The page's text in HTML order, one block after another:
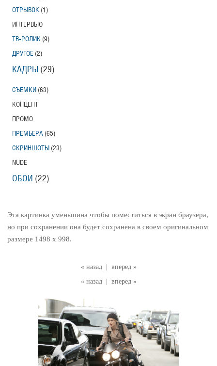
« назад
вперед »
« назад
вперед »
Эта картинка уменьшина чтобы поместиться в экран браузера,
но при сохранении она будет сохранена в своем оригинальном
размере 1498 x 998.
ОТРЫВОК (1)
ИНТЕРВЬЮ
ТВ-РОЛИК (9)
ДРУГОЕ (2)
КАДРЫ (29)
СЪЕМКИ (63)
КОНЦЕПТ
ПРОМО
ПРЕМЬЕРА (65)
СКРИНШОТЫ (23)
NUDE
ОБОИ (22)